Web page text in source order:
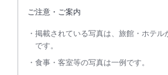
ご注意・ご案内
掲載されている写真は、旅館・ホテル
です。
食事・客室等の写真は一例です。